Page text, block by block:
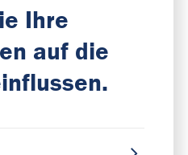
Ihre
auf die